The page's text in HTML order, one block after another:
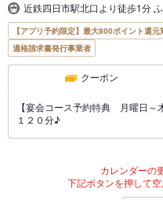
近鉄四日市駅北口より徒歩1分
【アプリ予約限定】最大800ポイント還元
適格請求書発行事業者
クーポン
【宴会コース予約特典 月曜日
１２０分♪
カレンダーの
下記ボタンを押して空